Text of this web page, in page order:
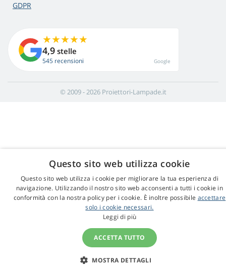
GDPR
4,9 stelle
545 recensioni Google
© 2009 - 2026 Proiettori-Lampade.it
Questo sito web utilizza cookie
Questo sito web utilizza i cookie per migliorare la tua esperienza di
navigazione. Utilizzando il nostro sito web acconsenti a tutti i cookie in
conformità con la nostra policy per i cookie. È inoltre possibile accettare
solo i cookie necessari.
Leggi di più
ACCETTA TUTTO
MOSTRA DETTAGLI